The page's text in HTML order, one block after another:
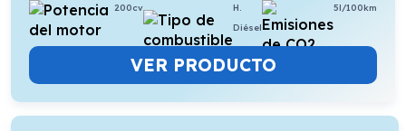
200cv
H.
Diésel
5l/100km
VER PRODUCTO